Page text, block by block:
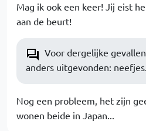
Mag ik ook een keer! Jij eist
aan de beurt!
Voor dergelijke
anders uitgevonden: neefjes.
Nog een probleem, het zijn
wonen beide in Japan...